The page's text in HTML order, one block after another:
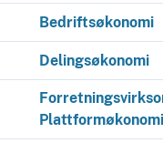
Bedriftsøkonomi
Delingsøkonomi
Plattformøkonomi